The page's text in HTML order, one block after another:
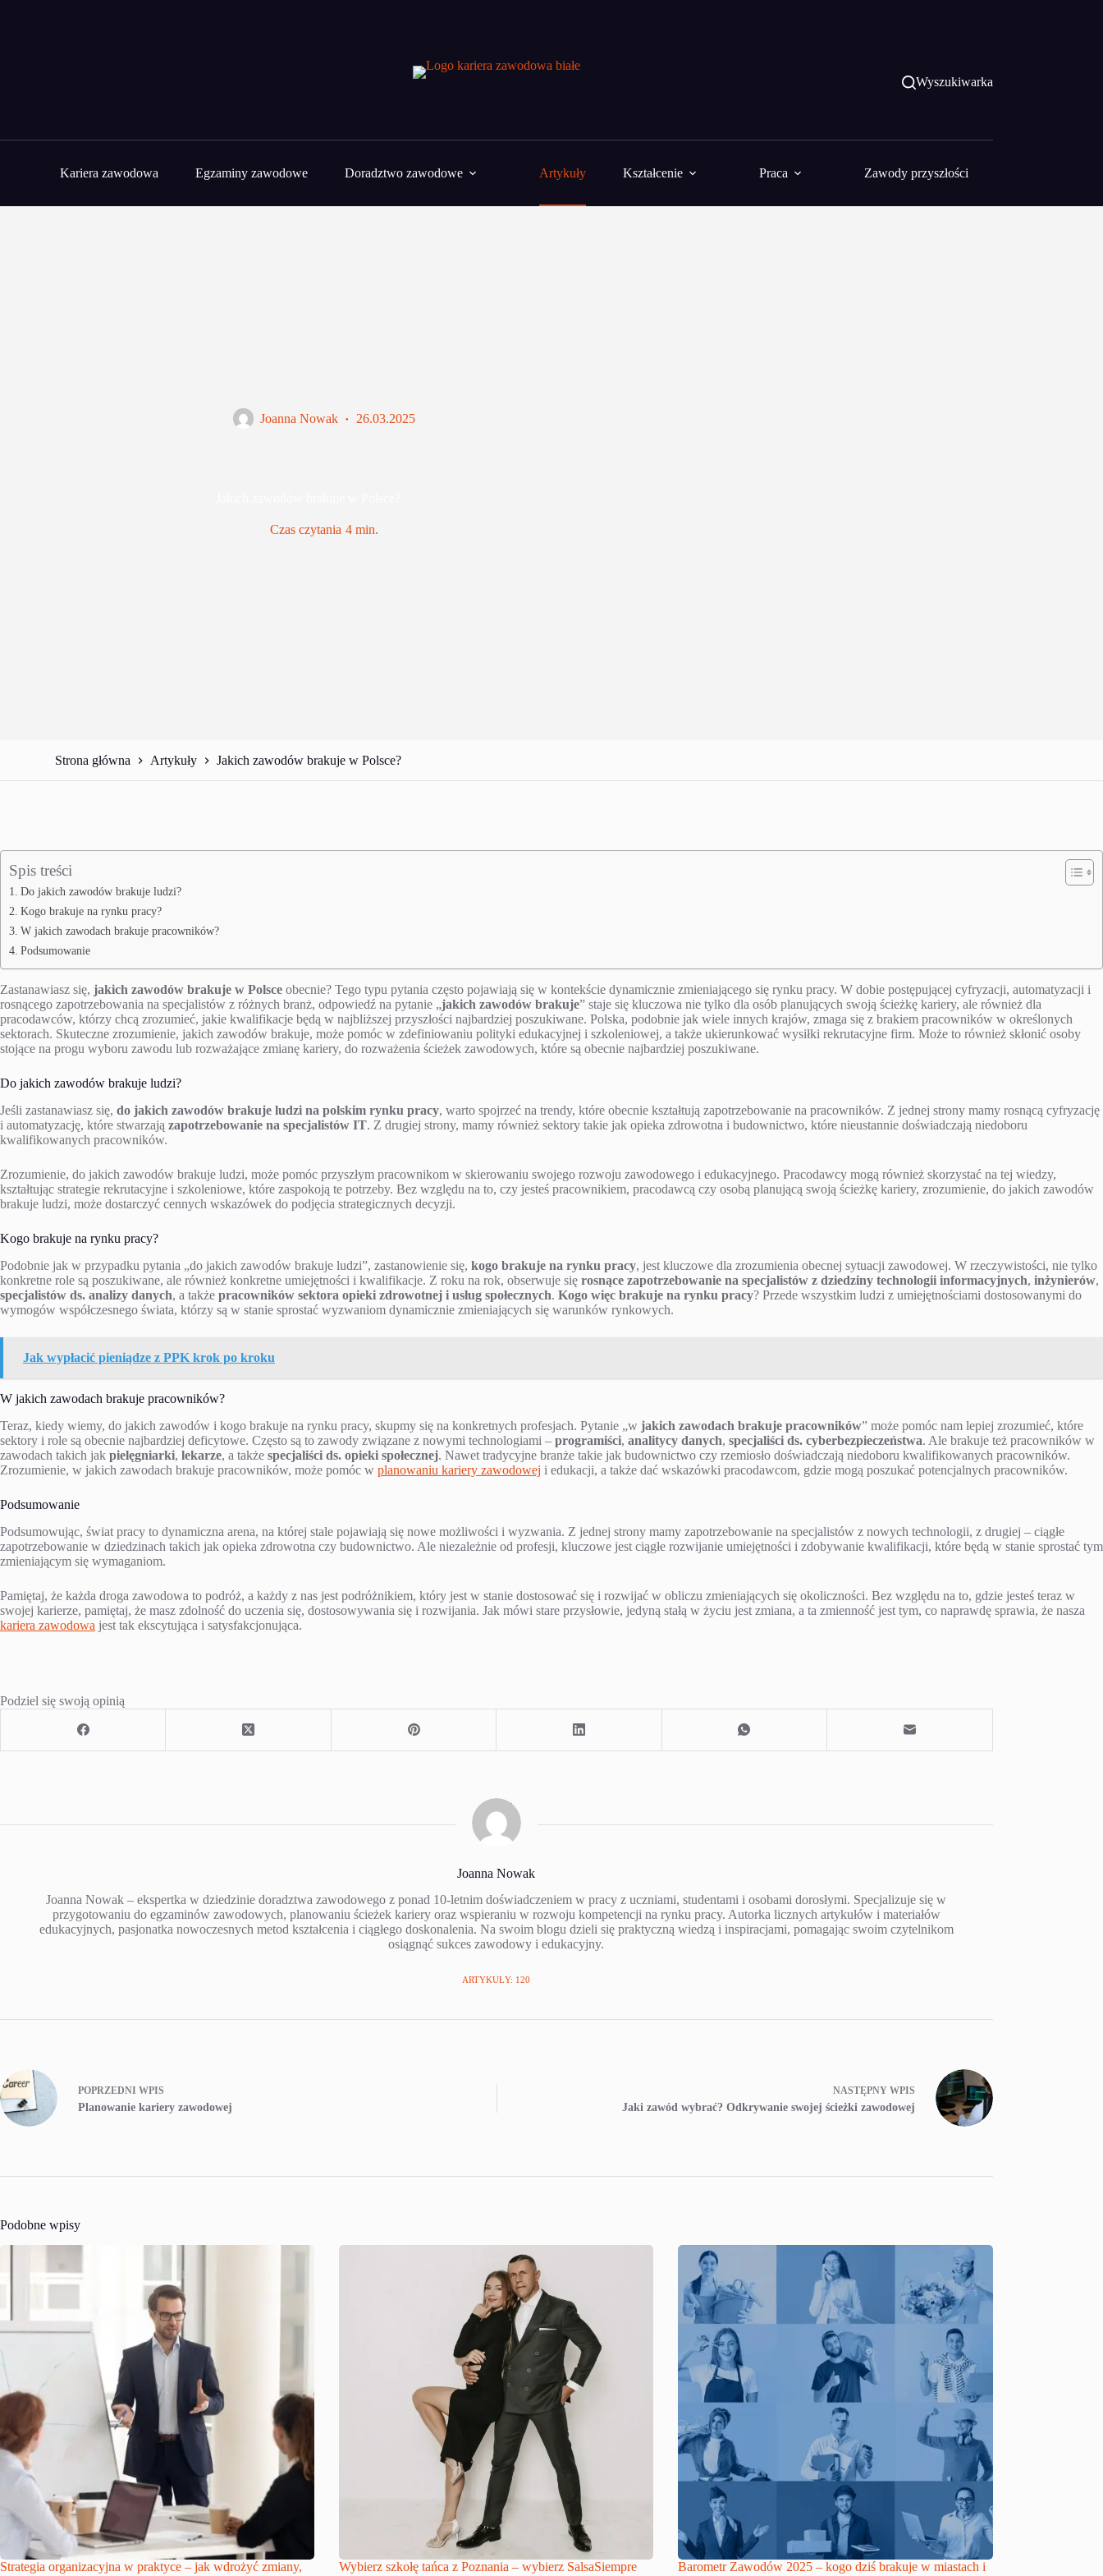
Wyszukiwarka
Kariera zawodowa Egzaminy zawodowe Doradztwo zawodowe Artykuły Kształcenie Praca Zawody przyszłości
Joanna Nowak 26.03.2025
Czas czytania 4 min.
Strona główna Artykuły Jakich zawodów brakuje w Polsce?
Spis treści
Do jakich zawodów brakuje ludzi?
Kogo brakuje na rynku pracy?
W jakich zawodach brakuje pracowników?
Podsumowanie
Zastanawiasz się, jakich zawodów brakuje w Polsce obecnie? Tego typu pytania często pojawiają się w kontekście dynamicznie zmieniającego się rynku pracy. W dobie postępującej cyfryzacji, automatyzacji i
rosnącego zapotrzebowania na specjalistów z różnych branż, odpowiedź na pytanie „jakich zawodów brakuje” staje się kluczowa nie tylko dla osób planujących swoją ścieżkę kariery, ale również dla
pracodawców, którzy chcą zrozumieć, jakie kwalifikacje będą w najbliższej przyszłości najbardziej poszukiwane. Polska, podobnie jak wiele innych krajów, zmaga się z brakiem pracowników w określonych
sektorach. Skuteczne zrozumienie, jakich zawodów brakuje, może pomóc w zdefiniowaniu polityki edukacyjnej i szkoleniowej, a także ukierunkować wysiłki rekrutacyjne firm. Może to również skłonić osoby
stojące na progu wyboru zawodu lub rozważające zmianę kariery, do rozważenia ścieżek zawodowych, które są obecnie najbardziej poszukiwane.
Do jakich zawodów brakuje ludzi?
Jeśli zastanawiasz się, do jakich zawodów brakuje ludzi na polskim rynku pracy, warto spojrzeć na trendy, które obecnie kształtują zapotrzebowanie na pracowników. Z jednej strony mamy rosnącą cyfryzację
i automatyzację, które stwarzają zapotrzebowanie na specjalistów IT. Z drugiej strony, mamy również sektory takie jak opieka zdrowotna i budownictwo, które nieustannie doświadczają niedoboru
kwalifikowanych pracowników.
Zrozumienie, do jakich zawodów brakuje ludzi, może pomóc przyszłym pracownikom w skierowaniu swojego rozwoju zawodowego i edukacyjnego. Pracodawcy mogą również skorzystać na tej wiedzy,
kształtując strategie rekrutacyjne i szkoleniowe, które zaspokoją te potrzeby. Bez względu na to, czy jesteś pracownikiem, pracodawcą czy osobą planującą swoją ścieżkę kariery, zrozumienie, do jakich zawodów
brakuje ludzi, może dostarczyć cennych wskazówek do podjęcia strategicznych decyzji.
Kogo brakuje na rynku pracy?
Podobnie jak w przypadku pytania „do jakich zawodów brakuje ludzi”, zastanowienie się, kogo brakuje na rynku pracy, jest kluczowe dla zrozumienia obecnej sytuacji zawodowej. W rzeczywistości, nie tylko
konkretne role są poszukiwane, ale również konkretne umiejętności i kwalifikacje. Z roku na rok, obserwuje się rosnące zapotrzebowanie na specjalistów z dziedziny technologii informacyjnych, inżynierów,
specjalistów ds. analizy danych, a także pracowników sektora opieki zdrowotnej i usług społecznych. Kogo więc brakuje na rynku pracy? Przede wszystkim ludzi z umiejętnościami dostosowanymi do
wymogów współczesnego świata, którzy są w stanie sprostać wyzwaniom dynamicznie zmieniających się warunków rynkowych.
Jak wypłacić pieniądze z PPK krok po kroku
W jakich zawodach brakuje pracowników?
Teraz, kiedy wiemy, do jakich zawodów i kogo brakuje na rynku pracy, skupmy się na konkretnych profesjach. Pytanie „w jakich zawodach brakuje pracowników” może pomóc nam lepiej zrozumieć, które
sektory i role są obecnie najbardziej deficytowe. Często są to zawody związane z nowymi technologiami – programiści, analitycy danych, specjaliści ds. cyberbezpieczeństwa. Ale brakuje też pracowników w
zawodach takich jak pielęgniarki, lekarze, a także specjaliści ds. opieki społecznej. Nawet tradycyjne branże takie jak budownictwo czy rzemiosło doświadczają niedoboru kwalifikowanych pracowników.
Zrozumienie, w jakich zawodach brakuje pracowników, może pomóc w planowaniu kariery zawodowej i edukacji, a także dać wskazówki pracodawcom, gdzie mogą poszukać potencjalnych pracowników.
Podsumowanie
Podsumowując, świat pracy to dynamiczna arena, na której stale pojawiają się nowe możliwości i wyzwania. Z jednej strony mamy zapotrzebowanie na specjalistów z nowych technologii, z drugiej – ciągłe
zapotrzebowanie w dziedzinach takich jak opieka zdrowotna czy budownictwo. Ale niezależnie od profesji, kluczowe jest ciągłe rozwijanie umiejętności i zdobywanie kwalifikacji, które będą w stanie sprostać tym
zmieniającym się wymaganiom.
Pamiętaj, że każda droga zawodowa to podróż, a każdy z nas jest podróżnikiem, który jest w stanie dostosować się i rozwijać w obliczu zmieniających się okoliczności. Bez względu na to, gdzie jesteś teraz w
swojej karierze, pamiętaj, że masz zdolność do uczenia się, dostosowywania się i rozwijania. Jak mówi stare przysłowie, jedyną stałą w życiu jest zmiana, a ta zmienność jest tym, co naprawdę sprawia, że nasza
kariera zawodowa jest tak ekscytująca i satysfakcjonująca.
Podziel się swoją opinią
Joanna Nowak
Joanna Nowak – ekspertka w dziedzinie doradztwa zawodowego z ponad 10-letnim doświadczeniem w pracy z uczniami, studentami i osobami dorosłymi. Specjalizuje się w
przygotowaniu do egzaminów zawodowych, planowaniu ścieżek kariery oraz wspieraniu w rozwoju kompetencji na rynku pracy. Autorka licznych artykułów i materiałów
edukacyjnych, pasjonatka nowoczesnych metod kształcenia i ciągłego doskonalenia. Na swoim blogu dzieli się praktyczną wiedzą i inspiracjami, pomagając swoim czytelnikom
osiągnąć sukces zawodowy i edukacyjny.
ARTYKUŁY: 120
POPRZEDNI WPIS
Planowanie kariery zawodowej
NASTĘPNY WPIS
Jaki zawód wybrać? Odkrywanie swojej ścieżki zawodowej
Podobne wpisy
Strategia organizacyjna w praktyce – jak wdrożyć zmiany,
Wybierz szkołę tańca z Poznania – wybierz SalsaSiempre
Barometr Zawodów 2025 – kogo dziś brakuje w miastach i